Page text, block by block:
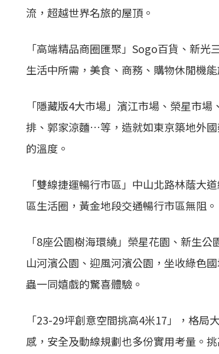
流，超越世界名旅的屋頂。
「高端精品商圈匯聚」Sogo百貨、新
生活中所需，美食、商務、購物休閒機能
「隱藏版4大市場」濱江市場、榮星市
排、郭家涼麵…等，造就如東京築地外
的溫度。
「雙線捷運暢行市區」中山北路林蔭大
區生活圈，黃金地段交通暢行市區無阻。
「8座公園樹海環繞」榮星花園、新生
山河濱公園、迎風河濱公園，坐收綠色
蟲一同嬉戲的驚喜體驗。
「23-29坪創意空間挑高4米17」，格
感，安全及動線規劃也多份實用考量。